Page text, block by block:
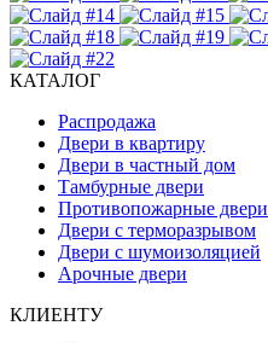
КАТАЛОГ
Распродажа
Двери в квартиру
Двери в частный дом
Тамбурные двери
Противопожарные двери
Двери с терморазрывом
Двери с шумоизоляцией
Арочные двери
КЛИЕНТУ